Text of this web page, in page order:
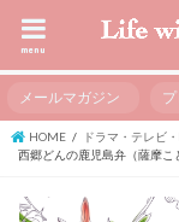
menu
メールマガジン
HOME
ドラマ・テレビ
西郷どんの鹿児島弁（薩摩